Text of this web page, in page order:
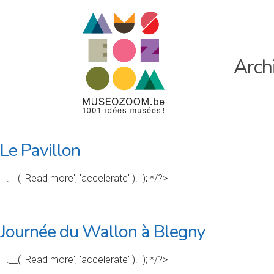
Le Pavillon
'.__( 'Read more', 'accelerate' ).'' ); */?>
Journée du Wallon à Blegny
'.__( 'Read more', 'accelerate' ).'' ); */?>